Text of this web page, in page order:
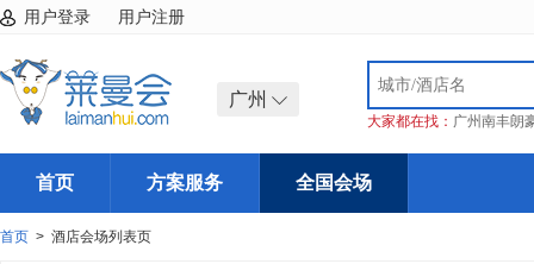
用户登录 用户注册
广州
大家都在找： 广州南丰朗
首页 方案服务 全国会场
首页 > 酒店会场列表页